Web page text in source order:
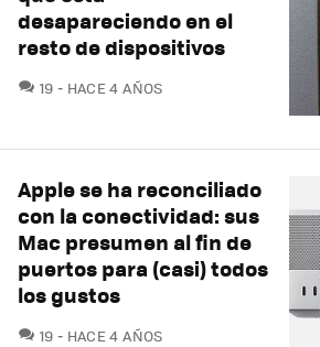
desapareciendo en el
resto de dispositivos
19 COMENTARIOS
HACE 4 AÑOS
Apple se ha reconciliado
con la conectividad: sus
Mac presumen al fin de
puertos para (casi) todos
los gustos
19 COMENTARIOS
HACE 4 AÑOS